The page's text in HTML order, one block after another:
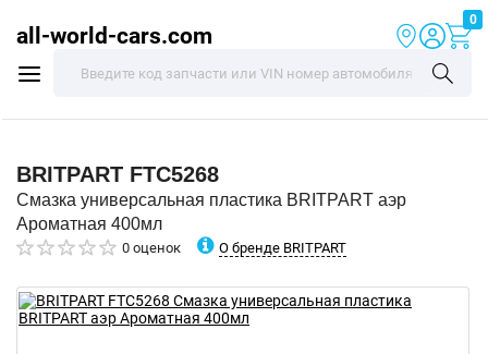
all-world-cars.com
0
BRITPART FTC5268
Смазка универсальная пластика BRITPART аэр
Ароматная 400мл
0 оценок О бренде BRITPART